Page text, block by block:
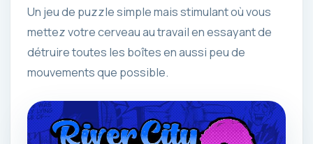
Un jeu de puzzle simple mais stimulant où vous
mettez votre cerveau au travail en essayant de
détruire toutes les boîtes en aussi peu de
mouvements que possible.